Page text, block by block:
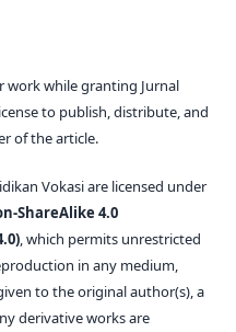
while granting Jurnal
to publish, distribute, and
of the article.
Vokasi are licensed under
ShareAlike 4.0
, which permits unrestricted
in any medium,
to the original author(s), a
derivative works are